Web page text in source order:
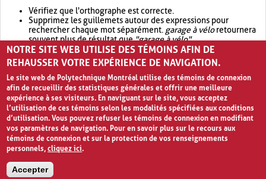
Vérifiez que l'orthographe est correcte.
Supprimez les guillemets autour des expressions pour
rechercher chaque mot séparément. garage à véloretournera
souvent plus de résultat que"garage à vélo".
Envisagez d'élargir votre recherche avec OR.garage OR vélo
retournera souvent plus de résultat quegarage à vélo
NOTRE SITE WEB UTILISE DES TÉMOINS AFIN DE
REHAUSSER VOTRE EXPÉRIENCE DE NAVIGATION.
Le site web de Polytechnique Montréal utilise des témoins de connexion
afin de recueillir des statistiques générales et offrir une meilleure
expérience à ses visiteurs. En naviguant sur le site, vous acceptez
l’utilisation de ces témoins selon les modalités spécifiées aux conditions
d’utilisation. Vous pouvez refuser les témoins de connexion en modifiant
vos paramètres de navigation. Pour en savoir plus sur le recours aux
témoins de connexion et sur la protection de vos renseignements
personnels,cliquez ici.
Accepter